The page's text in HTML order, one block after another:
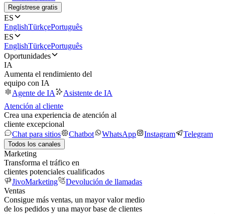
Regístrese gratis
ES
EnglishTürkçePortuguês
ES
EnglishTürkçePortuguês
Oportunidades
IA
Aumenta el rendimiento del
equipo con IA
Agente de IA
Asistente de IA
Atención al cliente
Crea una experiencia de atención al
cliente excepcional
Chat para sitios
Chatbot WhatsApp Instagram Telegram
Todos los canales
Marketing
Transforma el tráfico en
clientes potenciales cualificados
JivoMarketing
Devolución de llamadas
Ventas
Consigue más ventas, un mayor valor medio
de los pedidos y una mayor base de clientes